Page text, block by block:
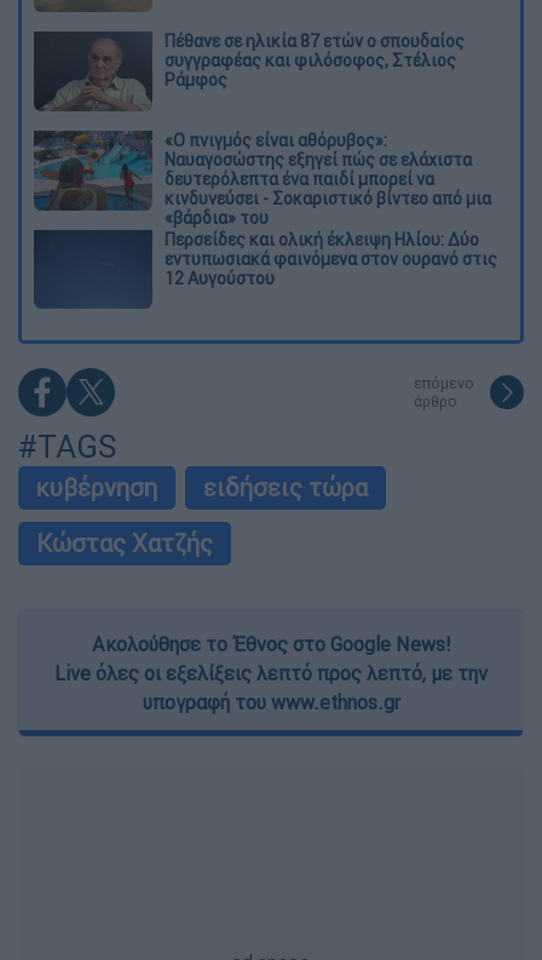
Πέθανε σε ηλικία 87 ετών ο σπουδαίος
συγγραφέας και φιλόσοφος, Στέλιος
Ράμφος
«Ο πνιγμός είναι αθόρυβος»:
Ναυαγοσώστης εξηγεί πώς σε ελάχιστα
δευτερόλεπτα ένα παιδί μπορεί να
κινδυνεύσει - Σοκαριστικό βίντεο από μια
«βάρδια» του
Περσείδες και ολική έκλειψη Ηλίου: Δύο
εντυπωσιακά φαινόμενα στον ουρανό στις
12 Αυγούστου
επόμενο
άρθρο
#TAGS
κυβέρνηση
ειδήσεις τώρα
Κώστας Χατζής
Ακολούθησε το Έθνος στο Google News!
Live όλες οι εξελίξεις λεπτό προς λεπτό, με την
υπογραφή του www.ethnos.gr